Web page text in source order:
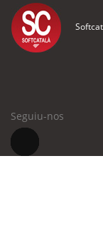
Seguiu-nos